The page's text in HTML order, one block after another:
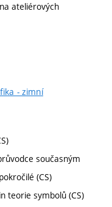
ateliérových
- zimní
současným
(CS)
teorie symbolů (CS)